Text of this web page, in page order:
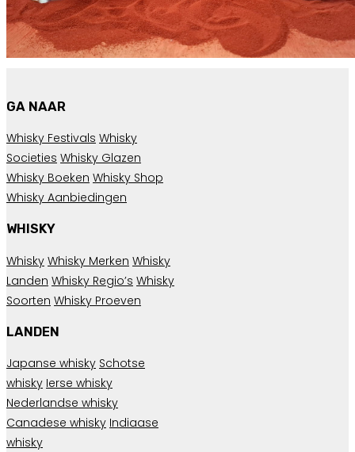
GA NAAR
Whisky Festivals Whisky
Societies Whisky Glazen
Whisky Boeken Whisky Shop
Whisky Aanbiedingen
WHISKY
Whisky Whisky Merken Whisky
Landen Whisky Regio’s Whisky
Soorten Whisky Proeven
LANDEN
Japanse whisky Schotse
whisky Ierse whisky
Nederlandse whisky
Canadese whisky Indiaase
whisky